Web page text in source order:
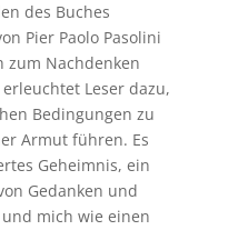
des Buches
Pier Paolo Pasolini
zum Nachdenken
Leser dazu,
Bedingungen zu
Armut führen. Es
Geheimnis, ein
Gedanken und
mich wie einen